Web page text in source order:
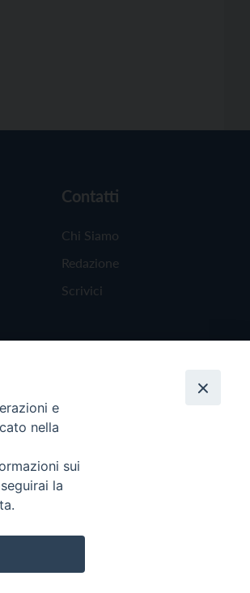
Contatti
Chi Siamo
Redazione
Scrivici
e
nella
sui
la